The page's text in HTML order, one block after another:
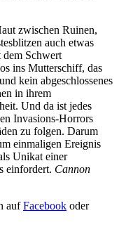
zwischen Ruinen,
auch etwas
dem Schwert
ins Mutterschiff, das
kein abgeschlossenes
in ihrem
Und da ist jedes
Invasions-Horrors
zu folgen. Darum
einmaligen Ereignis
Unikat einer
einfordert. Cannon
aufFacebook oder